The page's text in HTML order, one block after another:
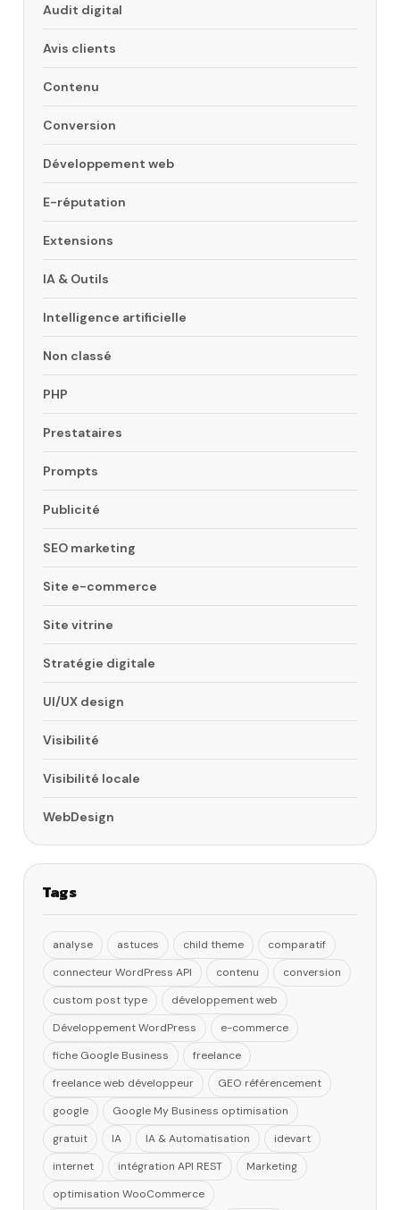
Audit digital
Avis clients
Contenu
Conversion
Développement web
E-réputation
Extensions
IA & Outils
Intelligence artificielle
Non classé
PHP
Prestataires
Prompts
Publicité
SEO marketing
Site e-commerce
Site vitrine
Stratégie digitale
UI/UX design
Visibilité
Visibilité locale
WebDesign
Tags
analyse astuces child theme
comparatif
connecteur WordPress API
contenu
conversion
custom post type
développement web
Développement WordPress
e-commerce
fiche Google Business
freelance
freelance web développeur
GEO référencement
google
Google My Business optimisation
gratuit
IA IA & Automatisation
idevart
internet
intégration API REST
Marketing
optimisation WooCommerce